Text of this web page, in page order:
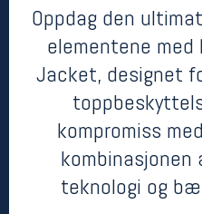
Oppdag den
elementene med
Jacket, designet
kompromiss
kombinasjonen
teknologi og
2799,-